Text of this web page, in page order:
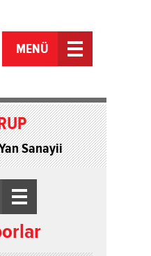
Sanayii
MENÜ